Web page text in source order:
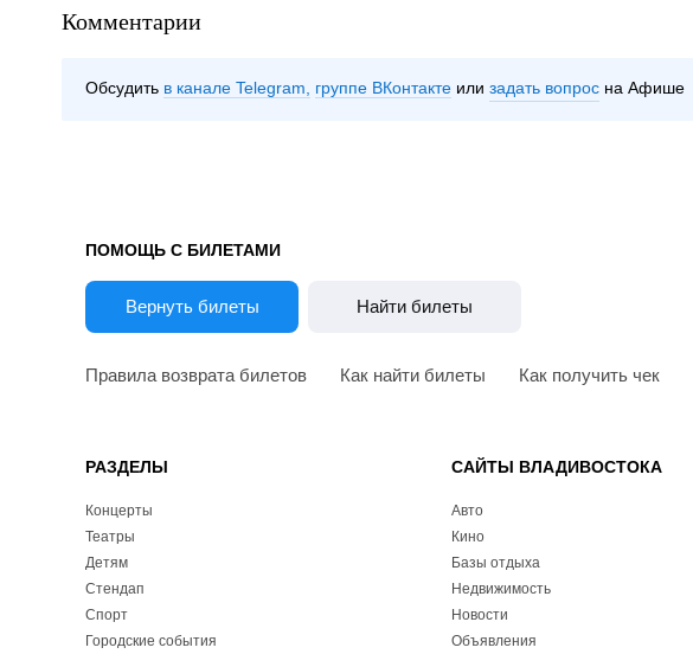
Комментарии
Обсудить в канале Telegram группе ВКонтакте задать вопрос на Афише
ПОМОЩЬ С БИЛЕТАМИ
Вернуть билеты Найти билеты
Правила возврата билетов Как найти билеты Как получить чек
РАЗДЕЛЫ
Концерты
Театры
Детям
Стендап
Спорт
Городские события
САЙТЫ ВЛАДИВОСТОКА
Авто
Кино
Базы отдыха
Недвижимость
Новости
Объявления